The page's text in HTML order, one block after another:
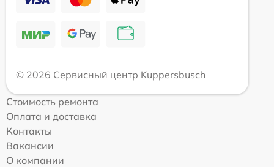
© 2026 Сервисный центр Kuppersbusch
Стоимость ремонта
Оплата и доставка
Контакты
Вакансии
О компании